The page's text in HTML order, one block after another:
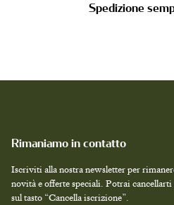
Spedizione
Rimaniamo in contatto
Iscriviti alla nostra newsletter per
novità e offerte speciali. Potrai
sul tasto “Cancella iscrizione”.